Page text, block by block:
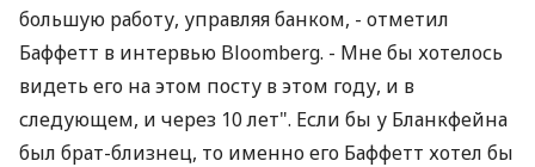
большую работу, управляя банком, - отметил
Баффетт в интервью Bloomberg. - Мне бы хотелось
видеть его на этом посту в этом году, и в
следующем, и через 10 лет". Если бы у Бланкфейна
был брат-близнец, то именно его Баффетт хотел бы